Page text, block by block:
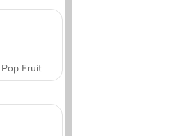
Pop Fruit